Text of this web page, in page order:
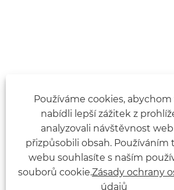
Používáme cookies, abychom
nabídli lepší zážitek z
analyzovali návštěvnost
přizpůsobili obsah. Používáním
webu souhlasíte s naším
souborů cookie.Zásady ochrany
údajů